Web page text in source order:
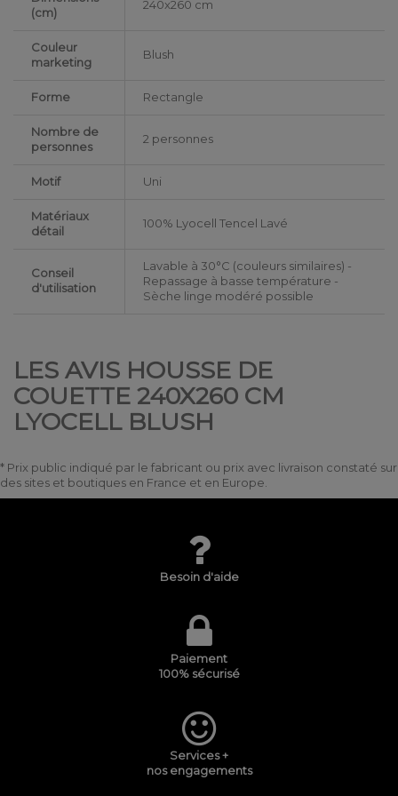
(cm)
240x260 cm
Couleur
marketing
Blush
Forme Rectangle
Nombre de
personnes
2 personnes
Motif Uni
Matériaux
détail
100% Lyocell Tencel Lavé
Conseil
d'utilisation
Lavable à 30°C (couleurs similaires) -
Repassage à basse température -
Sèche linge modéré possible
LES AVIS HOUSSE DE
COUETTE 240X260 CM
LYOCELL BLUSH
* Prix public indiqué par le fabricant ou prix avec livraison constaté sur
des sites et boutiques en France et en Europe.
Besoin d'aide
Paiement
100% sécurisé
Services +
nos engagements